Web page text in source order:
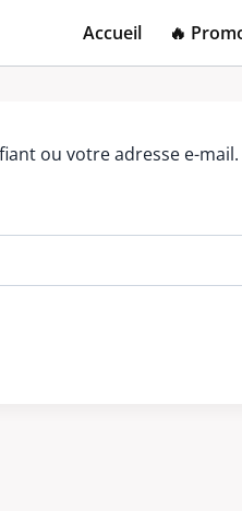
Accueil 🔥
ou votre adresse e-